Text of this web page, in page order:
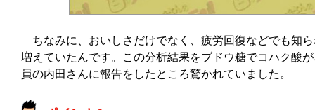
ちなみに、おいしさだけでなく、疲労回復などでも知
増えていたんです。この分析結果をブドウ糖でコハク酸
員の内田さんに報告をしたところ驚かれていました。